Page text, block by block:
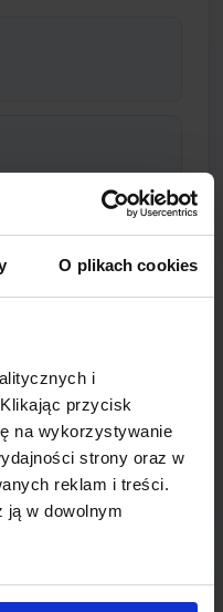
O plikach cookies
i
przycisk
na wykorzystywanie
strony oraz w
reklam i treści.
ją w dowolnym